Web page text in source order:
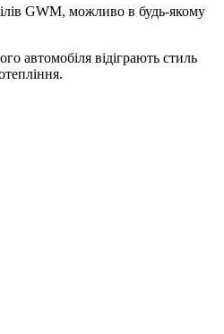
GWM, можливо в будь-якому
автомобіля відіграють стиль